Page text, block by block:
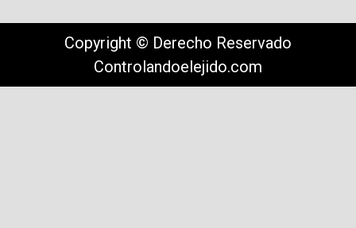
Copyright © Derecho Reservado
Controlandoelejido.com